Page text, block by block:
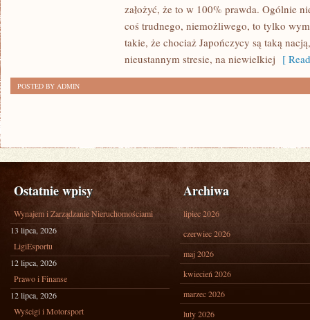
założyć, że to w 100% prawda. Ogólnie
coś trudnego, niemożliwego, to tylko
takie, że chociaż Japończycy są taką
nieustannym stresie, na niewielkiej [
POSTED BY ADMIN
Ostatnie wpisy
Wynajem i Zarządzanie Nieruchomościami
13 lipca, 2026
LigiEsportu
12 lipca, 2026
Prawo i Finanse
12 lipca, 2026
Wyścigi i Motorsport
Archiwa
lipiec 2026
czerwiec 2026
maj 2026
kwiecień 2026
marzec 2026
luty 2026